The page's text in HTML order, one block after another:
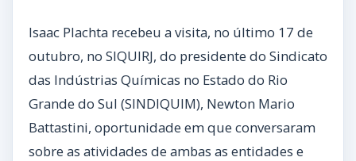
Isaac Plachta recebeu a visita, no último 17 de
outubro, no SIQUIRJ, do presidente do Sindicato
das Indústrias Químicas no Estado do Rio
Grande do Sul (SINDIQUIM), Newton Mario
Battastini, oportunidade em que conversaram
sobre as atividades de ambas as entidades e